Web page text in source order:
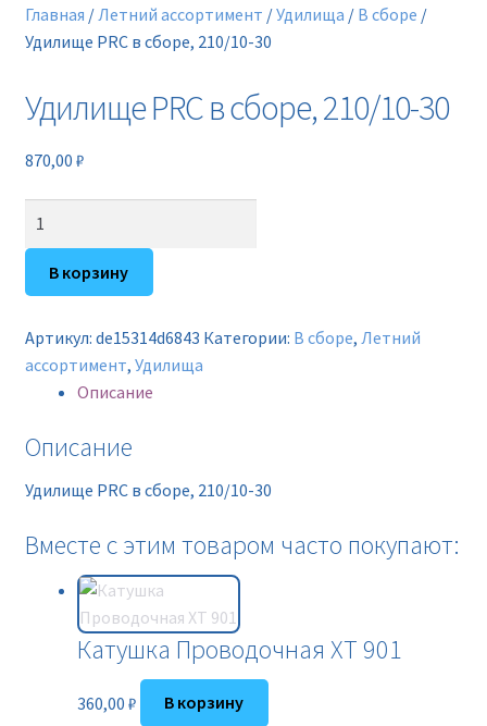
Доставка и оплата
Новинки
Контакты
Главная /Летний ассортимент /Удилища / В сборе /
Удилище PRC в сборе, 210/10-30
Удилище PRC в сборе, 210/10-30
870,00 ₽
Удилище
PRC
сборе,
210/10-
В корзину
Артикул: de15314d6843 Категории: В сборе, Летний
ассортимент, Удилища
Описание
Описание
Удилище PRC в сборе, 210/10-30
Вместе с этим товаром часто покупают:
Катушка Проводочная XT 901
360,00 ₽ В корзину